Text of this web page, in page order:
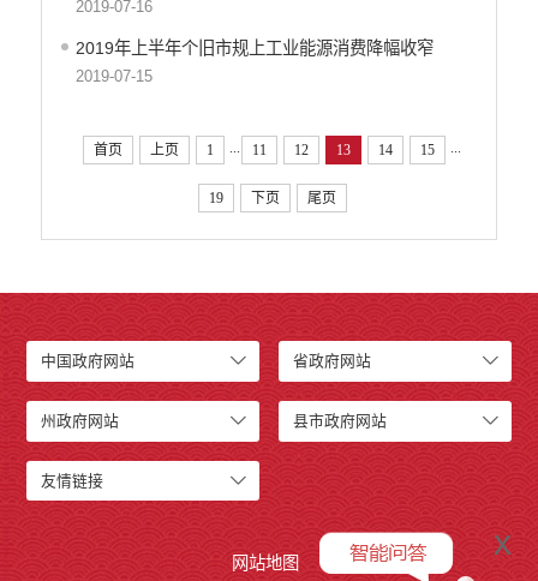
2019-07-16
2019年上半年个旧市规上工业能源消费降幅收窄
2019-07-15
首页 上页 1 ... 11 12 13 14 15 ...
19 下页 尾页
中国政府网站 省政府网站
州政府网站 县市政府网站
友情链接
网站地图
x